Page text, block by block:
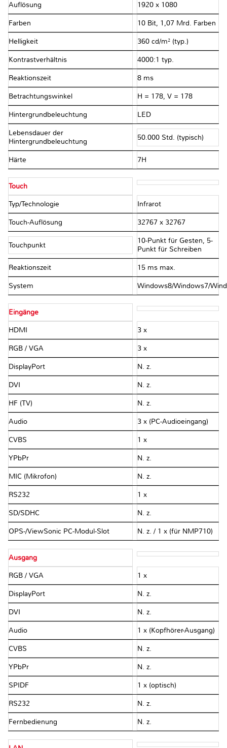
Auflösung 1920 x 1080
Farben 10 Bit, 1,07 Mrd. Farben
Helligkeit 360 cd/m² (typ.)
Kontrastverhältnis 4000:1 typ.
Reaktionszeit 8 ms
Betrachtungswinkel H = 178, V = 178
Hintergrundbeleuchtung LED
Lebensdauer der
Hintergrundbeleuchtung
50.000 Std. (typisch)
Härte 7H
Touch
Typ/Technologie Infrarot
Touch-Auflösung 32767 x 32767
Touchpunkt
10-Punkt für Gesten, 5-
Punkt für Schreiben
Reaktionszeit 15 ms max.
System Windows8/Windows7/
Eingänge
HDMI 3 x
RGB / VGA 3 x
DisplayPort N. z.
DVI N. z.
HF (TV) N. z.
Audio 3 x (PC-Audioeingang)
CVBS 1 x
YPbPr N. z.
MIC (Mikrofon) N. z.
RS232 1 x
SD/SDHC N. z.
OPS-/ViewSonic PC-Modul-Slot N. z. / 1 x (für NMP710)
Ausgang
RGB / VGA 1 x
DisplayPort N. z.
DVI N. z.
Audio 1 x (Kopfhörer-Ausgang)
CVBS N. z.
YPbPr N. z.
SPIDF 1 x (optisch)
RS232 N. z.
Fernbedienung N. z.